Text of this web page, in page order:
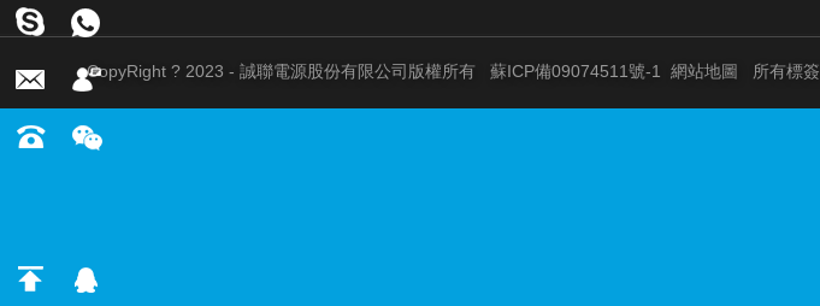
CopyRight ? 2023 - 誠聯電源股份有限公司版權所有 蘇ICP備09074511號-1 網站地圖 所有標簽